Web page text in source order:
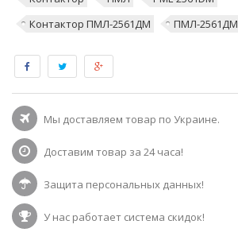
Контактор ПМЛ-2561ДМ
ПМЛ-2561ДМ
Мы доставляем товар по Украине.
Доставим товар за 24 часа!
Защита персональных данных!
У нас работает система скидок!